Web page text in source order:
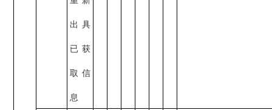
出具
已获
取信
息